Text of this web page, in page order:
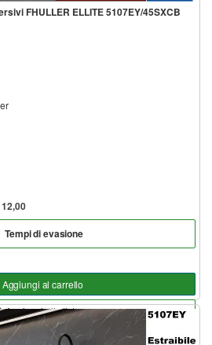
FHULLER ELLITE 5107EY/45SXCB
Tempi di evasione
Aggiungi al carrello
Aggiungi alla lista